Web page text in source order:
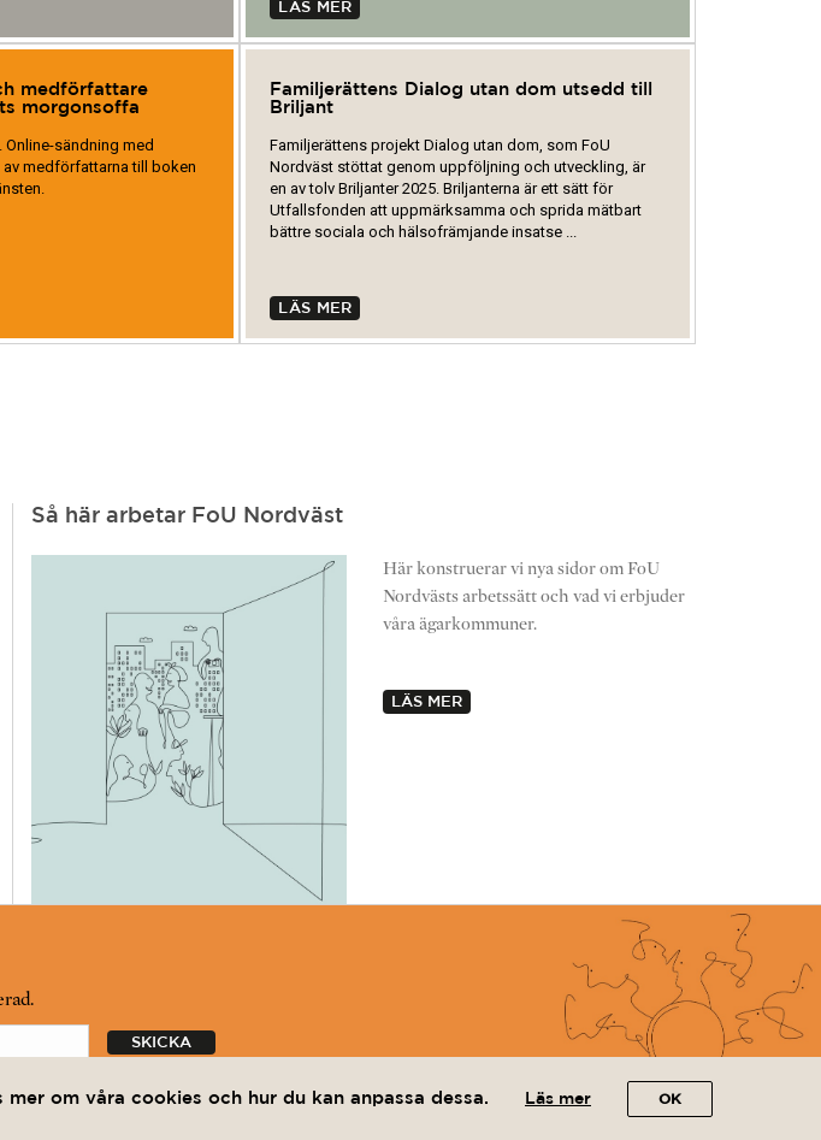
LÄS MER
medförfattare
morgonsoffa
Online-sändning med
medförfattarna till boken
Familjerättens Dialog utan dom utsedd till
Briljant
Familjerättens projekt Dialog utan dom, som FoU
Nordväst stöttat genom uppföljning och utveckling, är
en av tolv Briljanter 2025. Briljanterna är ett sätt för
Utfallsfonden att uppmärksamma och sprida mätbart
bättre sociala och hälsofrämjande insatse ...
LÄS MER
Så här arbetar FoU Nordväst
Här konstruerar vi nya sidor om FoU
Nordvästs arbetssätt och vad vi erbjuder
våra ägarkommuner.
LÄS MER
om våra cookies och hur du kan anpassa dessa. Läs mer OK